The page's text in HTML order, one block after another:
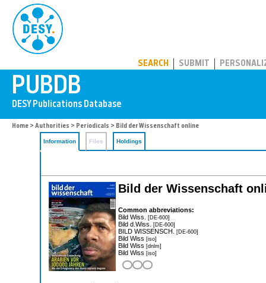
SEARCH SUBMIT
Home > Authorities > Periodicals > Bild der Wissenschaft online
Information Files Holdings
Bild der Wissenschaft
Common abbreviations:
Bild Wiss. [DE-600]
Bild d.Wiss. [DE-600]
BILD WISSENSCH. [DE-600]
Bild Wiss [iso]
Bild Wiss [dnlm]
Bild Wiss [iso]